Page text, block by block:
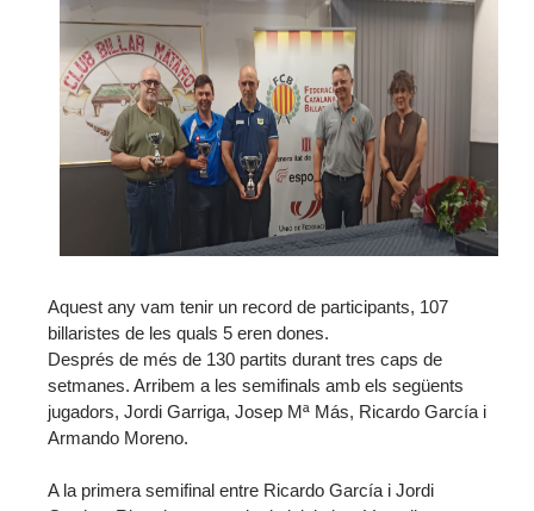
Aquest any vam tenir un record de participants, 107
billaristes de les quals 5 eren dones.
Després de més de 130 partits durant tres caps de
setmanes. Arribem a les semifinals amb els següents
jugadors, Jordi Garriga, Josep Mª Más, Ricardo García i
Armando Moreno.
A la primera semifinal entre Ricardo García i Jordi